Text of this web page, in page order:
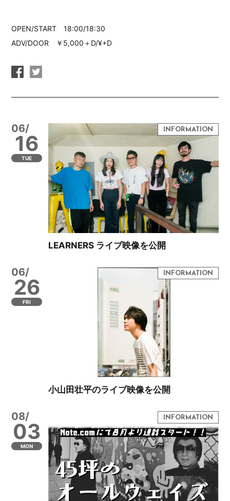
OPEN/START 18:00/18:30
ADV/DOOR ￥5,000＋D/¥+D
06/
16
TUE
LEARNERS ライブ映像を公開
06/
26
FRI
小山田壮平のライブ映像を公開
08/
03
MON